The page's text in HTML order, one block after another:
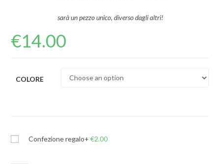
sarà un pezzo unico, diverso dagli altri!
€14.00
COLORE
Confezione regalo+ €2.00